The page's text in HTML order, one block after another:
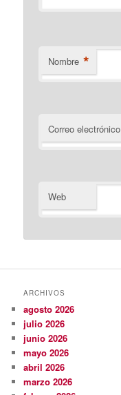
Nombre *
Correo electrónico
Web
ARCHIVOS
agosto 2026
julio 2026
junio 2026
mayo 2026
abril 2026
marzo 2026